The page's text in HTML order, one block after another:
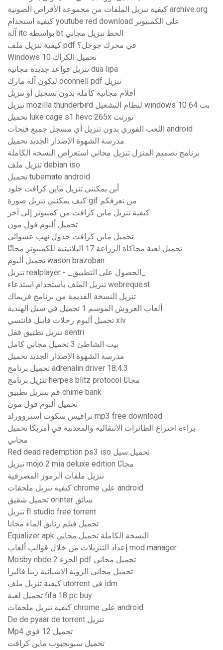
كيفية تنزيل الملفات من مجموعة الأقراص الصوتية archive.org
كيفية استخدام youtube red download على الكمبيوتر
آلة itc بواسطة bt الخط تنزيل مجاني
كيفية تنزيل ملف pdf في محرك جوجل؟
Windows 10 تحميل الكراك
تنزيل قواعد جديدة مجانية dua lipa
ليكون آلة مارك oconnell pdf تنزيل
أفلام مجانية كاملة بدون تسجيل أو تنزيل
تنزيل mozilla thunderbird لنظام التشغيل windows 10 64 بت
تحميل luke cage s1 hevc 265x تورنت
اللعب الفوري بدون تنزيل أي مسجل جميع فتحات android
مدرسة الشهوة الإصدار الجديد تحميل
برنامج تصميم المنزل تنزيل مجاني استعراض النسخة الكاملة
تنزيل ملف debian iso
تحميل tubemate android
أين يمكنني تنزيل ماين كرافت جلود
كيف يمكنني تنزيل صورة gif من نعرفكم
كيفية تنزيل ماين كرافت من كمبيوتر إلى آخر
تحميل ألبوم فول مون
تحميل ماين كرافت جدول نهب عشوائي
تحميل لعبة محاكاة الزراعة 17 البلاتينية للكمبيوتر مجانًا
تحميل ألبوم wason brazoban
تنزيل الملف باستخدام استدعاء webrequest
تنزيل النسخة القديمة من برنامج فريماك
ألعاب العروش الموسم 1 تحميل في سيل الهندية
تحميل ألبوم رحلات فاينل فانتسي xiv
تنزيل تطبيق قفل sentri
بيت الشاطئ 3 تحميل مجاني كامل
مدرسة الشهوة الإصدار الجديد تحميل
تحميل برنامج adrenalin driver 18.4.3
تنزيل برنامج herpes blitz protocol مجانًا
قم بتنزيل تطبيق chime bank
تحميل ألبوم فول مون
ترافيس سكوت أستروورلد mp3 free download
براءة اختراع الطائرات الانتقالية والمعدنية في أمريكا تحميل
مجاني
Red dead redemption ps3 iso تحميل سيل
تنزيل mojo 2 mia deluxe edition مجانًا
تنزيل ملفات الرموز المصرفية
كيفية تنزيل ملحقات chrome على android
تحميل شقيق orinter سائق
تنزيل fl studio free torrent
تحميل فيلم زنابق الماء مجانا
Equalizer apk النسخة الكاملة تحميل مجاني
إعداد التنزيلات من خلال قوالب ألعاب mod manager
Mosby nbde الجزء 2 pdf تحميل مجاني
تحميل مجاني الرؤية الاسبانية رينا فاليرا
كيفية تنزيل ملف utorrent في idm
تحميل لعبة fifa 18 pc buy
كيفية تنزيل ملحقات chrome على android
De de pyaar de torrent تنزيل
Mp4 تحميل 12 قوي
تحميل سبونجبوب ماين كرافت